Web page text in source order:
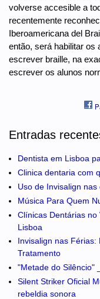
volverse accesible a
recentemente
Iberoamericana del
então, será habilitar os
escrever braille, na
escrever os alunos
Entradas
Dentista em Lisboa
Clinica dentaria com
Uso de Invisalign nas
Música Para Quem
Clínicas Dentárias no
Lisboa
Invisalign nas
Tratamento
"Metade do Silêncio"
Silent Striker Oficial
rebeldia sonora